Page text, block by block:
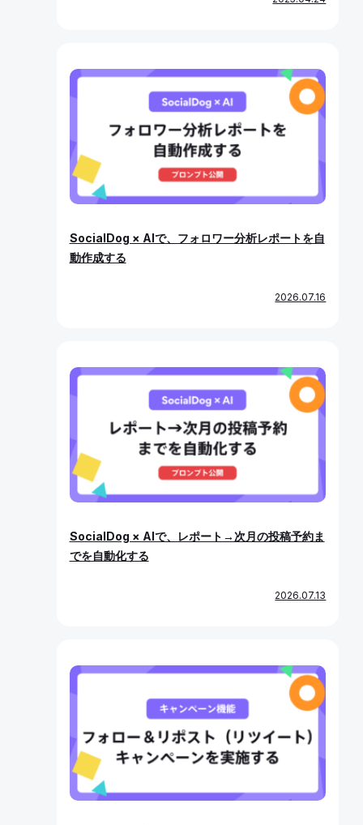
SocialDog × AIで、フォロワー分析レポートを自
動作成する
2026.07.16
SocialDog × AIで、レポート→次月の投稿予約ま
でを自動化する
2026.07.13